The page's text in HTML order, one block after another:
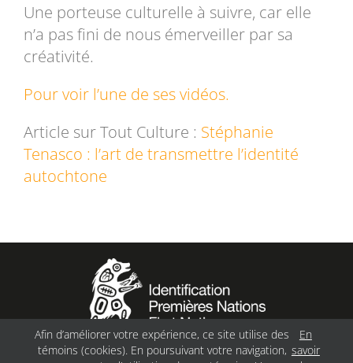
Une porteuse culturelle à suivre, car elle
n’a pas fini de nous émerveiller par sa
créativité.
Pour voir l’une de ses vidéos.
Article sur Tout Culture : Stéphanie
Tenasco : l’art de transmettre l’identité
autochtone
Afin d’améliorer votre expérience, ce site utilise des
témoins (cookies). En poursuivant votre navigation,
En
savoir